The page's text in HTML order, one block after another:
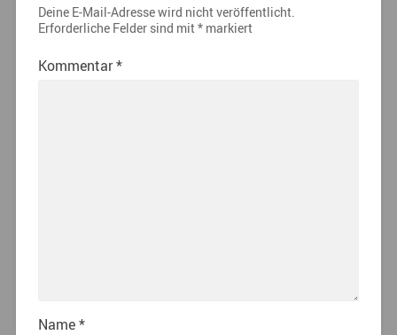
Deine E-Mail-Adresse wird nicht veröffentlicht.
Erforderliche Felder sind mit*markiert
Kommentar*
Name*